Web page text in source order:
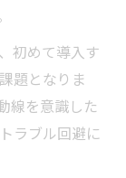
の工夫とは
の実践例
の最適化
計の秘訣
工事
初めて導入す
題となりま
線を意識した
ラブル回避に